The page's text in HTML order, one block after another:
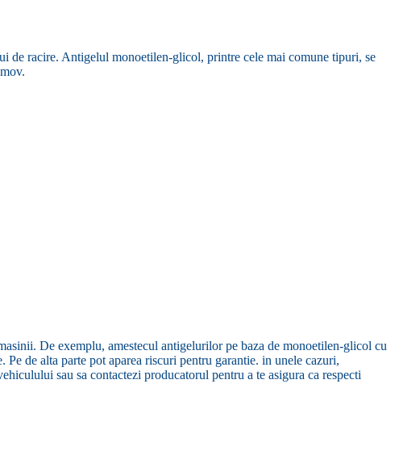
de racire. Antigelul monoetilen-glicol, printre cele mai comune tipuri, se
De exemplu, amestecul antigelurilor pe baza de monoetilen-glicol cu
de alta parte pot aparea riscuri pentru garantie. in unele cazuri,
sau sa contactezi producatorul pentru a te asigura ca respecti